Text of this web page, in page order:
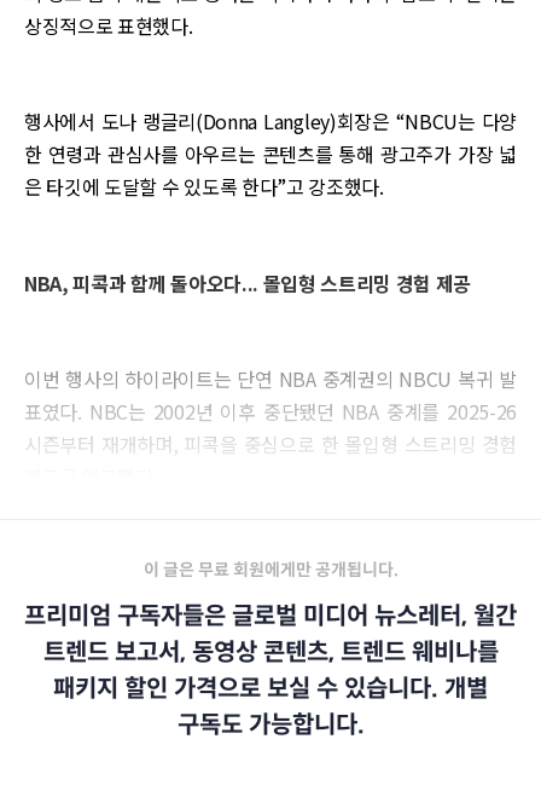
상징적으로 표현했다.
행사에서 도나 랭글리(Donna Langley)회장은 “NBCU는 다양
한 연령과 관심사를 아우르는 콘텐츠를 통해 광고주가 가장 넓
은 타깃에 도달할 수 있도록 한다”고 강조했다.
NBA, 피콕과 함께 돌아오다... 몰입형 스트리밍 경험 제공
이번 행사의 하이라이트는 단연 NBA 중계권의 NBCU 복귀 발
표였다. NBC는 2002년 이후 중단됐던 NBA 중계를 2025-26
시즌부터 재개하며, 피콕을 중심으로 한 몰입형 스트리밍 경험
이 글은 무료 회원에게만 공개됩니다.
프리미엄 구독자들은 글로벌 미디어 뉴스레터, 월간
트렌드 보고서, 동영상 콘텐츠, 트렌드 웨비나를
패키지 할인 가격으로 보실 수 있습니다. 개별
구독도 가능합니다.